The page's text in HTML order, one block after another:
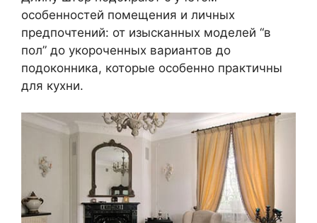
особенностей помещения и личных
предпочтений: от изысканных моделей “в
пол” до укороченных вариантов до
подоконника, которые особенно практичны
для кухни.